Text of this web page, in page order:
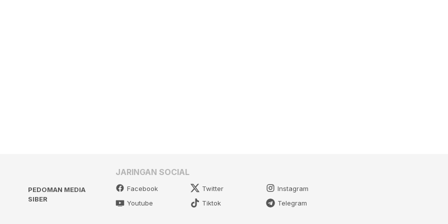
PEDOMAN MEDIA
SIBER
JARINGAN SOCIAL
Facebook Twitter
Instagram
Youtube
Tiktok Telegram